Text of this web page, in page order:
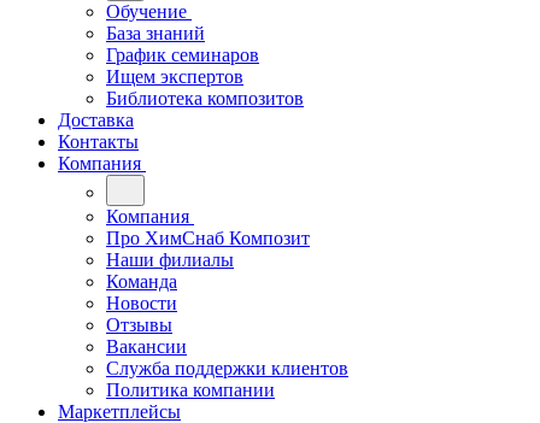
Обучение
База знаний
График семинаров
Ищем экспертов
Библиотека композитов
Доставка
Контакты
Компания
Компания
Про ХимСнаб Композит
Наши филиалы
Команда
Новости
Отзывы
Вакансии
Служба поддержки клиентов
Политика компании
Маркетплейсы